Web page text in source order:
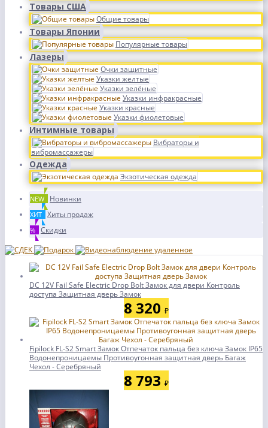
Товары США
Общие товары
Товары Японии
Популярные товары
Лазеры
Очки защитные
Указки желтые
Указки зелёные
Указки инфракрасные
Указки красные
Указки фиолетовые
Интимные товары
Вибраторы и
вибромассажеры
Одежда
Экзотическая одежда
NEW Новинки
ХИТ Хиты продаж
% Скидки
DC 12V Fail Safe Electric Drop Bolt Замок для двери Контроль
доступа Защитная дверь Замок
8 320 ₽
Fipilock FL-S2 Smart Замок Отпечаток пальца без ключа Замок IP65
Водонепроницаемы Противоугонная защитная дверь Багаж
Чехол - Серебряный
8 793 ₽